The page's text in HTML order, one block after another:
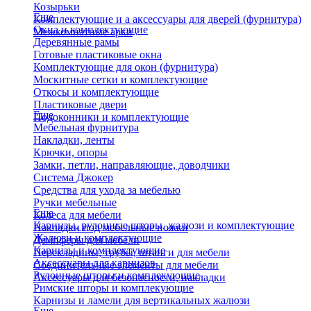
Козырьки
Комплектующие и а аксессуары для дверей (фурнитура)
Межкомнатные арки
Еще
Окна и комплектующие
Деревянные рамы
Готовые пластиковые окна
Комплектующие для окон (фурнитура)
Москитные сетки и комплектующие
Откосы и комплектующие
Пластиковые двери
Подоконники и комплектующие
Еще
Мебельная фурнитура
Накладки, ленты
Крючки, опоры
Замки, петли, направляющие, доводчики
Система Джокер
Средства для ухода за мебелью
Ручки мебельные
Колеса для мебели
Накладки под мебельные ножки
Демпферы для мебели
Перекладины, трубы, штанги для мебели
Соединительные элементы для мебели
Аксессуары для безопасности, накладки
Еще
Карнизы, рулонные шторы, жалюзи и комплектующие
Жалюзи и комплектующие
Карнизы и комплектующие
Аксессуары для карнизов
Рулонные шторы и комплекующие
Римские шторы и комплекующие
Карнизы и ламели для вертикальных жалюзи